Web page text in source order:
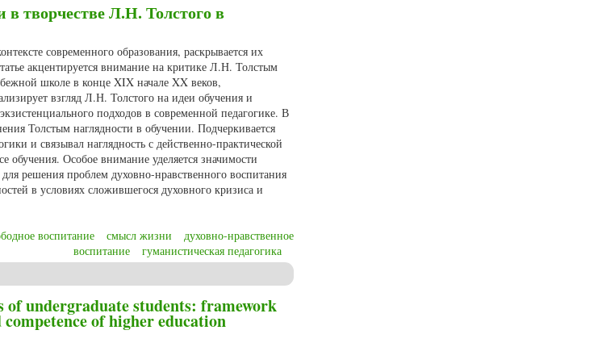
творчестве Л.Н. Толстого в
современного образования, раскрывается их
акцентируется внимание на критике Л.Н. Толстым
школе в конце XIX начале XX веков,
взгляд Л.Н. Толстого на идеи обучения и
подходов в современной педагогике. В
Толстым наглядности в обучении. Подчеркивается
и связывал наглядность с действенно-практической
обучения. Особое внимание уделяется значимости
решения проблем духовно-нравственного воспитания
в условиях сложившегося духовного кризиса и
воспитание смысл жизни
духовно-нравственное
воспитание
гуманистическая педагогика
undergraduate students: framework
of higher education